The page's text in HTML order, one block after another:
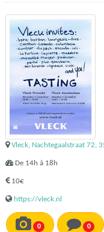
Vleck, Nachtegaalstraat 72,
De 14h à 18h
10€
https://vleck.nl
0 0